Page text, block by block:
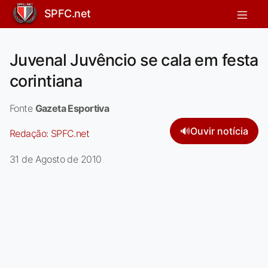
SPFC.net
Juvenal Juvêncio se cala em festa
corintiana
Fonte Gazeta Esportiva
Redação: SPFC.net 🔊Ouvir notícia
31 de Agosto de 2010